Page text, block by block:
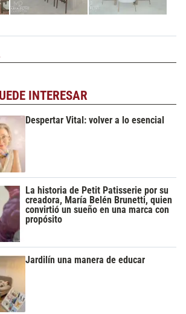
INTERESAR
Despertar Vital: volver a lo esencial
La historia de Petit Patisserie por su
creadora, María Belén Brunetti, quien
convirtió un sueño en una marca con
propósito
Jardilín una manera de educar